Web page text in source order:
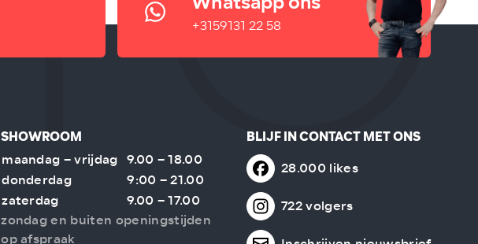
+3159131 22 58
SHOWROOM
maandag – vrijdag 9.00 – 18.00
donderdag
9:00 – 21.00
zaterdag
9.00 – 17.00
zondag en buiten openingstijden
op afspraak
BLIJF IN CONTACT MET ONS
28.000 likes
722 volgers